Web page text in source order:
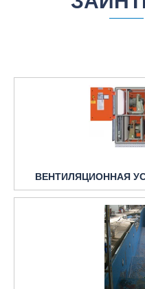
ВЕНТИЛЯЦИОННАЯ